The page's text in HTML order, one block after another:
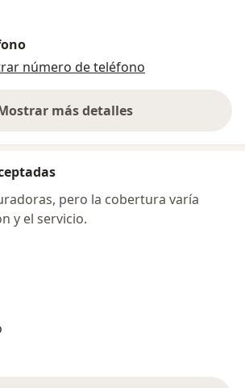
número de teléfono
más detalles
sobre la dirección
pero la cobertura varía
y el servicio.